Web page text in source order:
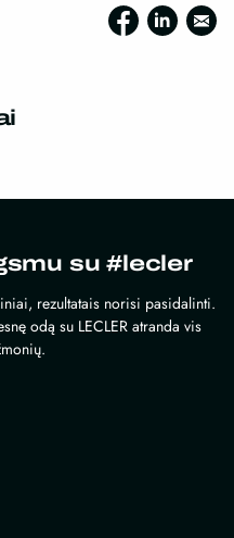
su #lecler
rezultatais norisi pasidalinti.
odą su LECLER atranda vis